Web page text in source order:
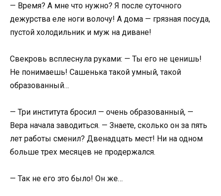
— Время? А мне что нужно? Я после суточного
дежурства еле ноги волочу! А дома — грязная посуда,
пустой холодильник и муж на диване!
Свекровь всплеснула руками: — Ты его не ценишь!
Не понимаешь! Сашенька такой умный, такой
образованный…
— Три института бросил — очень образованный, —
Вера начала заводиться. — Знаете, сколько он за пять
лет работы сменил? Двенадцать мест! Ни на одном
больше трех месяцев не продержался.
— Так не его это было! Он же…